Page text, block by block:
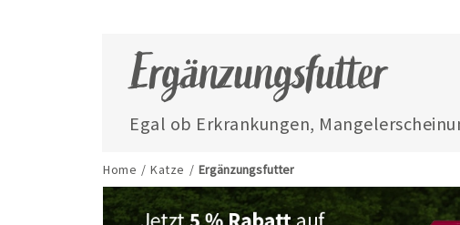
Home / Katze / Ergänzungsfutter
Ergänzungsfutter
Egal ob Erkrankungen,
jederzeit gut versorgt.